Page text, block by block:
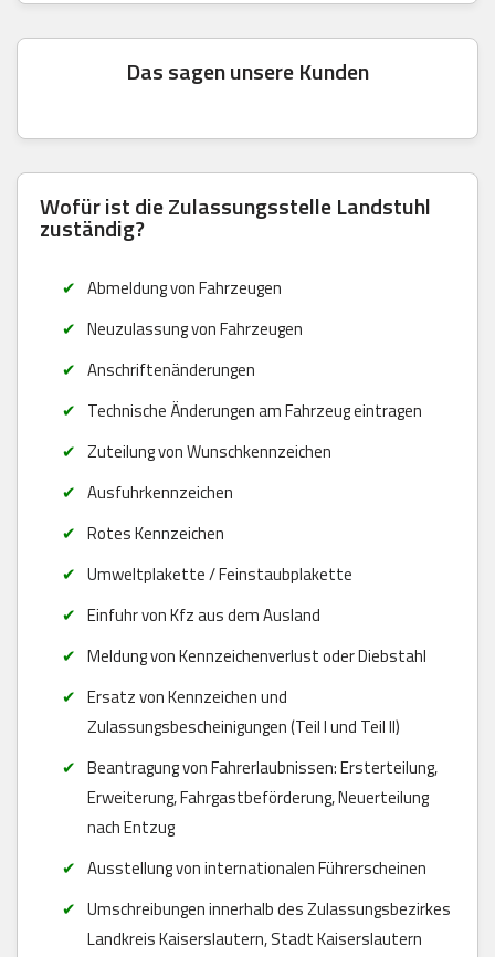
Das sagen unsere Kunden
Wofür ist die Zulassungsstelle Landstuhl
zuständig?
Abmeldung von Fahrzeugen
Neuzulassung von Fahrzeugen
Anschriftenänderungen
Technische Änderungen am Fahrzeug eintragen
Zuteilung von Wunschkennzeichen
Ausfuhrkennzeichen
Rotes Kennzeichen
Umweltplakette / Feinstaubplakette
Einfuhr von Kfz aus dem Ausland
Meldung von Kennzeichenverlust oder Diebstahl
Ersatz von Kennzeichen und
Zulassungsbescheinigungen (Teil I und Teil II)
Beantragung von Fahrerlaubnissen: Ersterteilung,
Erweiterung, Fahrgastbeförderung, Neuerteilung
nach Entzug
Ausstellung von internationalen Führerscheinen
Umschreibungen innerhalb des Zulassungsbezirkes
Landkreis Kaiserslautern, Stadt Kaiserslautern